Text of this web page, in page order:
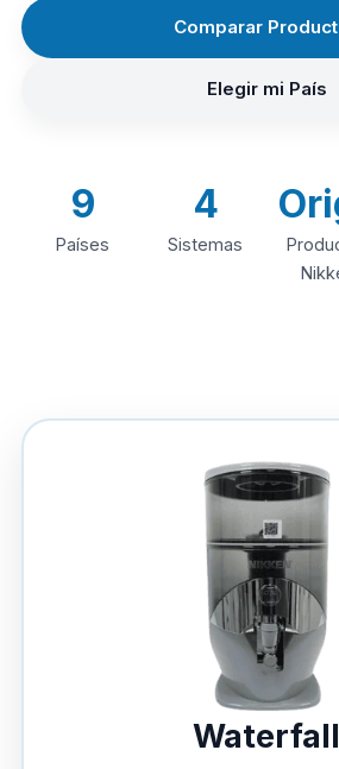
Comparar
Elegir mi País
9
Países
4
Sistemas
Waterfall